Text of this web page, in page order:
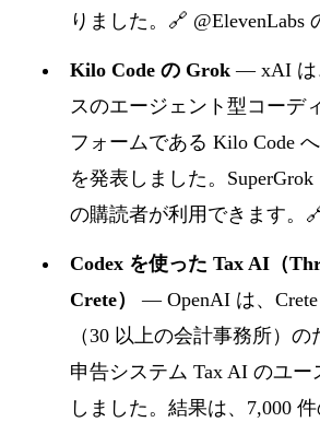
りました。 🔗 @ElevenLabs
Kilo Code の Grok — xAI は
スのエージェント型コーデ
フォームである Kilo Code
を発表しました。
の購読者が利用できます。
Codex を使った Tax AI（
Crete）
— OpenAI は、
（30 以上の会計事務所）
申告システム Tax AI のユー
しました。結果は、7,000